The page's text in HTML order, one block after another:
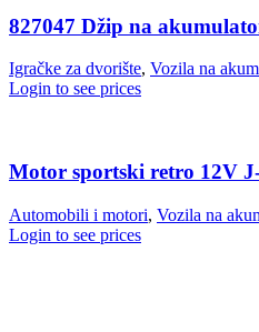
827047 Džip na
Igračke za dvorište, Vozila na
Login to see prices
Motor sportski retro 12V
Automobili i motori, Vozila na
Login to see prices